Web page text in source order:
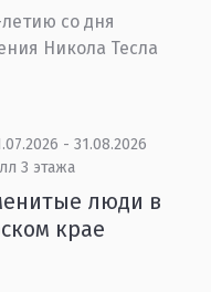
летию со дня
Никола Тесла
- 31.08.2026
3 этажа
люди в
крае